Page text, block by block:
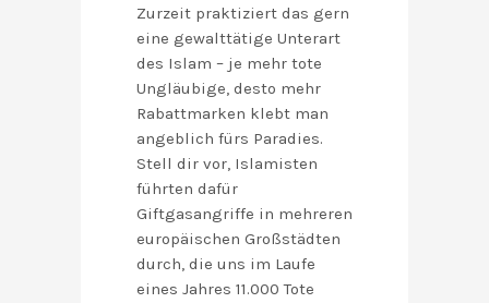
Zurzeit praktiziert das gern
eine gewalttätige Unterart
des Islam – je mehr tote
Ungläubige, desto mehr
Rabattmarken klebt man
angeblich fürs Paradies.
Stell dir vor, Islamisten
führten dafür
Giftgasangriffe in mehreren
europäischen Großstädten
durch, die uns im Laufe
eines Jahres 11.000 Tote